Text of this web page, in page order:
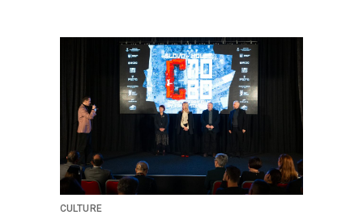
CULTURE